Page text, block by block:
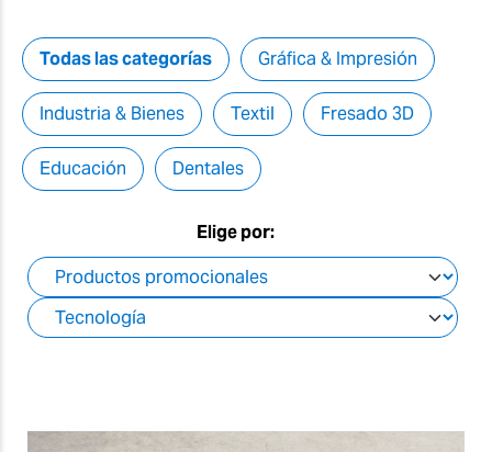
Todas las categorías Gráfica & Impresión
Industria & Bienes Textil Fresado 3D
Educación Dentales
Elige por: